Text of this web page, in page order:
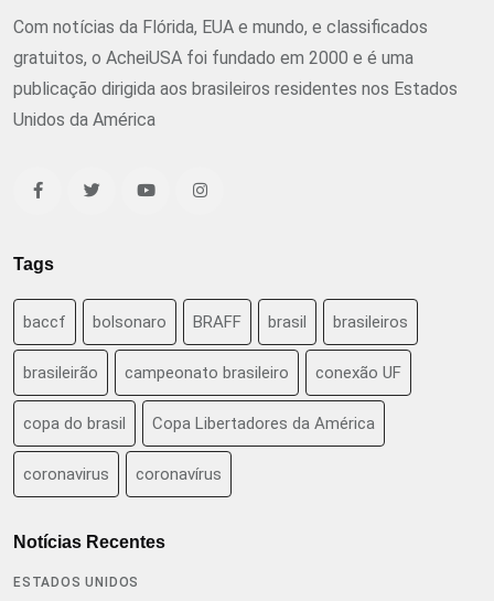
Com notícias da Flórida, EUA e mundo, e classificados
gratuitos, o AcheiUSA foi fundado em 2000 e é uma
publicação dirigida aos brasileiros residentes nos Estados
Unidos da América
Tags
baccf bolsonaro BRAFF brasil brasileiros
brasileirão campeonato brasileiro conexão UF
copa do brasil Copa Libertadores da América
coronavirus coronavírus
Notícias Recentes
ESTADOS UNIDOS